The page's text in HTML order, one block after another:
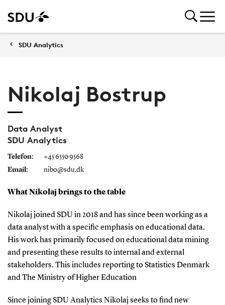
SDU Analytics
Nikolaj Bostrup
Data Analyst
SDU Analytics
Telefon:
+45 6550 9568
Email:
nibo@sdu.dk
What Nikolaj brings to the table
Nikolaj joined SDU in 2018 and has since been working as a
data analyst with a specific emphasis on educational data.
His work has primarily focused on educational data mining
and presenting these results to internal and external
stakeholders. This includes reporting to Statistics Denmark
and The Ministry of Higher Education
Since joining SDU Analytics Nikolaj seeks to find new